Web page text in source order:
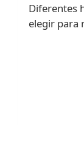
Diferentes
elegir para